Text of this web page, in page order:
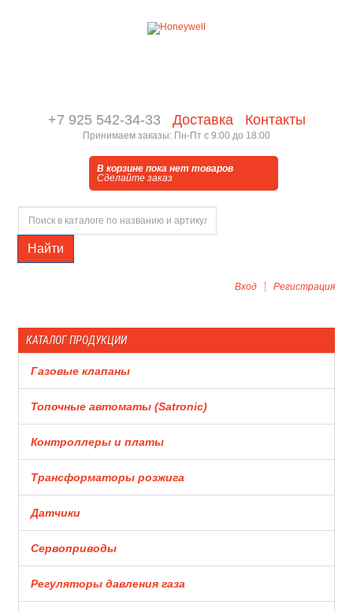
+7 925 542-34-33 Доставка Контакты
Принимаем заказы: Пн-Пт с 9:00 до 18:00
В корзине пока нет товаров
Сделайте заказ
Найти
Вход Регистрация
КАТАЛОГ ПРОДУКЦИИ
Газовые клапаны
Топочные автоматы (Satronic)
Контроллеры и платы
Трансформаторы розжига
Датчики
Сервоприводы
Регуляторы давления газа